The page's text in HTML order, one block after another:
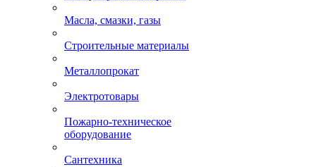
Масла, смазки, газы
Строительные материалы
Металлопрокат
Электротовары
Пожарно-техническое
оборудование
Сантехника